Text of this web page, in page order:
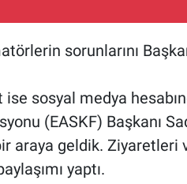
sorunlarını
ise sosyal medya
(EASKF) Başkanı
araya geldik. Ziyaretleri
yaptı.